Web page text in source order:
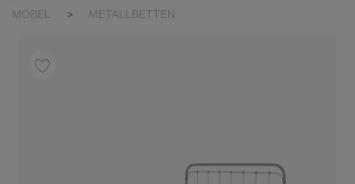
MÖBEL > METALLBETTEN